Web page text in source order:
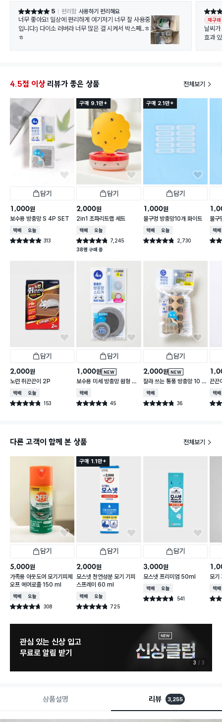
별점 5점 5 편리함 사용하기 편리해요
너무 좋아요! 일상에 편리하게 여기저기 너무 잘 사용중
입니다:) 다이소 러버라 너무 많은 걸 시켜서 박스째..ㅎ
ㅎ
별점 5
재구매
날씨
효과
4.5점 이상 리뷰가 좋은 상품 전체보기
담기
1,000원
보수용 방충망 S 4P SET
택배배송오늘배송
별점 4.9점 313
건 작성
구매 9.1만+
담기
2,000원
2in1 초파리트랩 세트
택배배송오늘배송
별점 4.8점 7,245
건 작성
38명 구매 중
구매 2.1만+
담기
1,000원
물구멍 방충망10개 화이트
택배배송오늘배송
별점 4.8점 2,730
건 작성
물구
택배
별점
담기
2,000원
노런 쥐끈끈이 2P
택배배송오늘배송
별점 4.8점 153
건 작성
담기
NEW
1,000원
보수용 미세 방충망 원형 7
cm 4개입
택배배송
별점 4.8점 45
건 작성
담기
NEW
2,000원
잘라 쓰는 통풍 방충망 10 c
m X 1.2 m
택배배송
별점 4.8점 36
건 작성
끈끈
택배
별점
다른 고객이 함께 본 상품 전체보기
담기
5,000원
가족용 아웃도어 모기기피제
오프 에어로졸 150 ml
택배배송오늘배송
별점 4.7점 308
건 작성
구매 1.1만+
담기
2,000원
모스넷 천연성분 모기 기피
스프레이 60 ml
택배배송오늘배송
별점 4.8점 725
건 작성
담기
3,000원
모스넷 프리미엄 50ml
택배배송오늘배송
별점 4.7점 541
건 작성
모기
택배
별점
관심 있는 신상 입고
무료로 알림 받기
3 3
상품설명 리뷰 3,255